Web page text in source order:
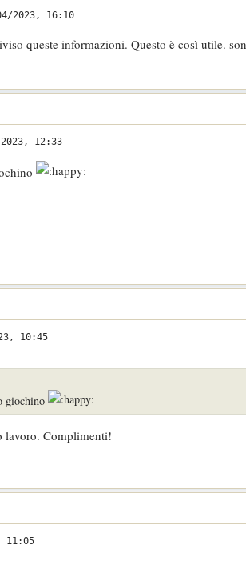
2023, 16:10
queste informazioni. Questo è così utile.
12:33
10:45
giochino
lavoro. Complimenti!
11:05